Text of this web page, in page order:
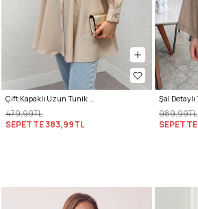
Çift Kapaklı Uzun Tunik 2277 - BEJ
479,99TL
SEPETTE383,99TL
989,99TL
SEPETTE